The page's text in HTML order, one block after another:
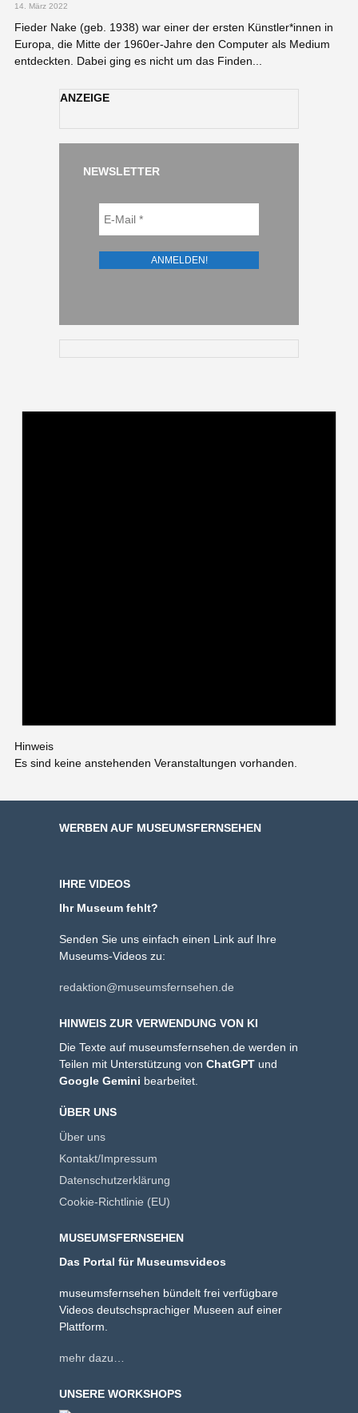
14. März 2022
Fieder Nake (geb. 1938) war einer der ersten Künstler*innen in
Europa, die Mitte der 1960er-Jahre den Computer als Medium
entdeckten. Dabei ging es nicht um das Finden...
ANZEIGE
NEWSLETTER
Hinweis
Es sind keine anstehenden Veranstaltungen vorhanden.
WERBEN AUF MUSEUMSFERNSEHEN
IHRE VIDEOS
Ihr Museum fehlt?
Senden Sie uns einfach einen Link auf Ihre
Museums-Videos zu:
redaktion@museumsfernsehen.de
HINWEIS ZUR VERWENDUNG VON KI
Die Texte auf museumsfernsehen.de werden in
Teilen mit Unterstützung von ChatGPT und
Google Gemini bearbeitet.
ÜBER UNS
Über uns
Kontakt/Impressum
Datenschutzerklärung
Cookie-Richtlinie (EU)
MUSEUMSFERNSEHEN
Das Portal für Museumsvideos
museumsfernsehen bündelt frei verfügbare
Videos deutschsprachiger Museen auf einer
Plattform.
mehr dazu…
UNSERE WORKSHOPS